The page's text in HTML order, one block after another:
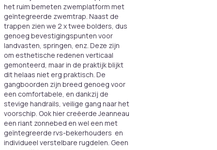
het ruim bemeten zwemplatform met
geïntegreerde zwemtrap. Naast de
trappen zien we 2 x twee bolders, dus
genoeg bevestigingspunten voor
landvasten, springen, enz. Deze zijn
om esthetische redenen verticaal
gemonteerd, maar in de praktijk blijkt
dit helaas niet erg praktisch. De
gangboorden zijn breed genoeg voor
een comfortabele, en dankzij de
stevige handrails, veilige gang naar het
voorschip. Ook hier creëerde Jeanneau
een riant zonnebed en wel een met
geïntegreerde rvs-bekerhouders en
individueel verstelbare rugdelen. Geen